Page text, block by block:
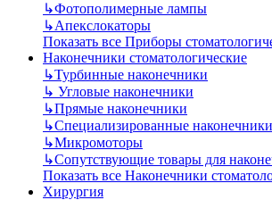
↳Фотополимерные лампы
↳Апекслокаторы
Показать все Приборы
Наконечники стоматологические
↳Турбинные наконечники
↳ Угловые наконечники
↳Прямые наконечники
↳Специализированные наконечники
↳Микромоторы
↳Сопутствующие товары для
Показать все Наконечники
Хирургия